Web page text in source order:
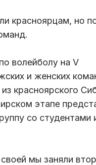
красноярцам, но
волейболу на V
и женских
красноярского
этапе
со студентами
мы заняли